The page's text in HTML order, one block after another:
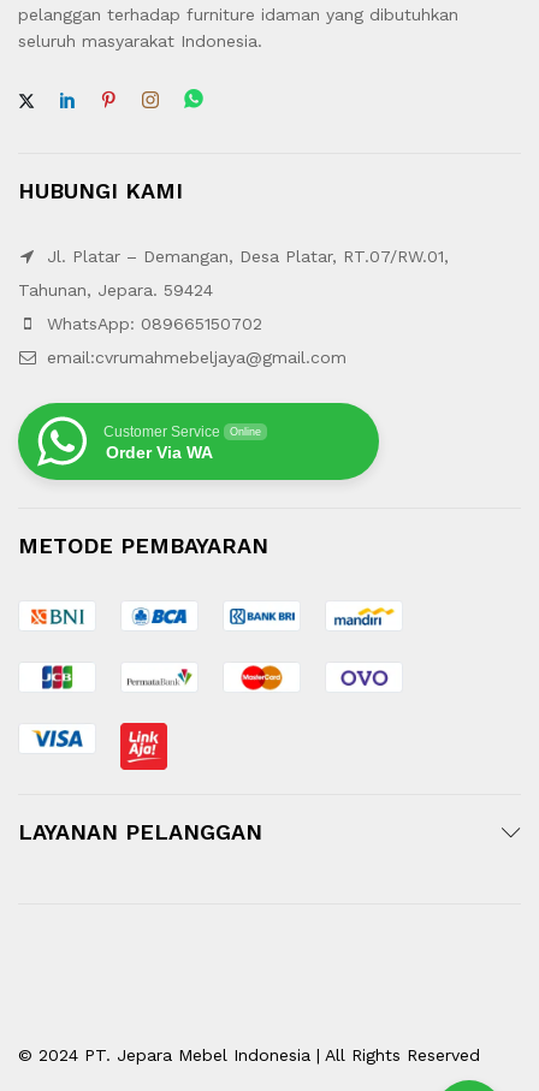
pelanggan terhadap furniture idaman yang dibutuhkan
seluruh masyarakat Indonesia.
HUBUNGI KAMI
Jl. Platar – Demangan, Desa Platar, RT.07/RW.01,
Tahunan, Jepara. 59424
WhatsApp: 089665150702
email:cvrumahmebeljaya@gmail.com
Customer Service Online
Order Via WA
METODE PEMBAYARAN
LAYANAN PELANGGAN
© 2024 PT. Jepara Mebel Indonesia | All Rights Reserved